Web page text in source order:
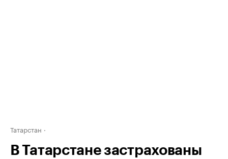
Татарстан
В Татарстане застрахованы